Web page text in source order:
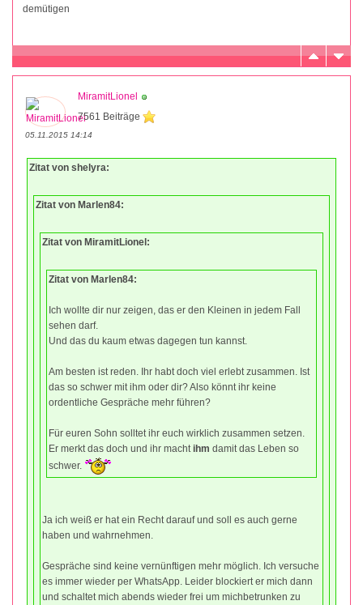
demütigen
MiramitLionel
7561 Beiträge
05.11.2015 14:14
Zitat von shelyra:
Zitat von Marlen84:
Zitat von MiramitLionel:
Zitat von Marlen84:
Ich wollte dir nur zeigen, das er den Kleinen in jedem Fall
sehen darf.
Und das du kaum etwas dagegen tun kannst.
Am besten ist reden. Ihr habt doch viel erlebt zusammen. Ist
das so schwer mit ihm oder dir? Also könnt ihr keine
ordentliche Gespräche mehr führen?
Für euren Sohn solltet ihr euch wirklich zusammen setzen.
Er merkt das doch und ihr macht ihm damit das Leben so
schwer.
Ja ich weiß er hat ein Recht darauf und soll es auch gerne
haben und wahrnehmen.
Gespräche sind keine vernünftigen mehr möglich. Ich versuche
es immer wieder per WhatsApp. Leider blockiert er mich dann
und schaltet mich abends wieder frei um michbetrunken zu